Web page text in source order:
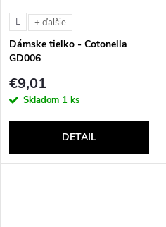
L + ďalšie
Dámske tielko - Cotonella
GD006
€9,01
Skladom 1 ks
DETAIL